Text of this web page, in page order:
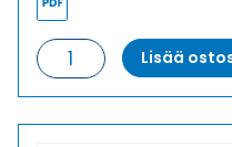
Ohjauskaapeli
ÖPVC-
JB
Lisää